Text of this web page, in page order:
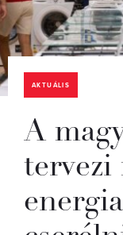
AKTUÁLIS
A
tervezi